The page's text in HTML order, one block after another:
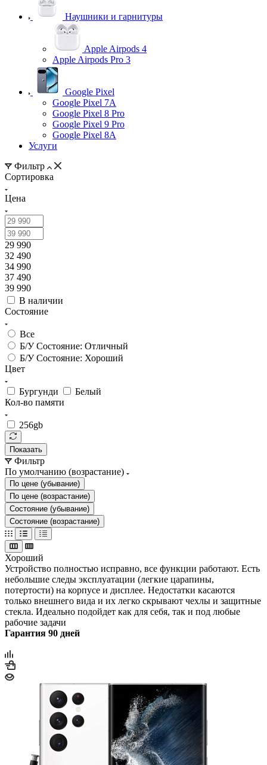
Наушники и гарнитуры
Apple Airpods 4
Apple Airpods Pro 3
Google Pixel
Google Pixel 7А
Google Pixel 8 Pro
Google Pixel 9 Pro
Google Pixel 8A
Услуги
Фильтр
Сортировка
Цена
29 990
32 490
34 990
37 490
39 990
В наличии
Состояние
Все
Б/У Состояние: Отличный
Б/У Состояние: Хороший
Цвет
Бургунди
Белый
Кол-во памяти
256gb
Показать
Фильтр
По умолчанию (возрастание)
По цене (убывание)
По цене (возрастание)
Состояние (убывание)
Состояние (возрастание)
Хороший
Устройство полностью исправно, все функции работают. Есть
небольшие следы эксплуатации (легкие царапины,
потертости) на корпусе и дисплее. Недостатки касаются
только внешнего вида и их легко скрывают чехлы и защитные
стекла. Идеально подойдет как для себя, так и под любые
рабочие задачи
Гарантия 90 дней